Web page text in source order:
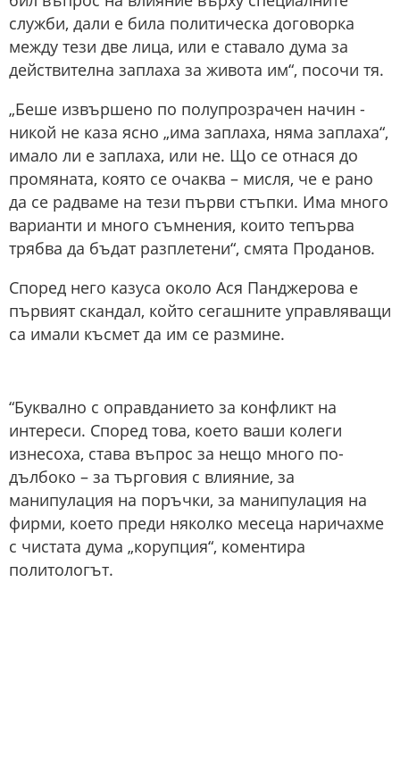
служби, дали е била политическа договорка
между тези две лица, или е ставало дума за
действителна заплаха за живота им“, посочи тя.
„Беше извършено по полупрозрачен начин -
никой не каза ясно „има заплаха, няма заплаха“,
имало ли е заплаха, или не. Що се отнася до
промяната, която се очаква – мисля, че е рано
да се радваме на тези първи стъпки. Има много
варианти и много съмнения, които тепърва
трябва да бъдат разплетени“, смята Проданов.
Според него казуса около Ася Панджерова е
първият скандал, който сегашните управляващи
са имали късмет да им се размине.
“Буквално с оправданието за конфликт на
интереси. Според това, което ваши колеги
изнесоха, става въпрос за нещо много по-
дълбоко – за търговия с влияние, за
манипулация на поръчки, за манипулация на
фирми, което преди няколко месеца наричахме
с чистата дума „корупция“, коментира
политологът.